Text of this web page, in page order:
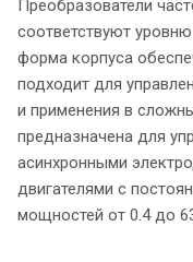
Преобразователи
соответствуют
форма корпуса
подходит для
и применения в
предназначена для
асинхронными
двигателями с
мощностей от 0.4 до